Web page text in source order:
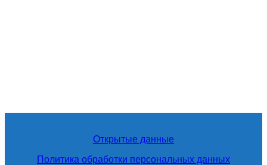
Открытые данные
Политика обработки персональных данных